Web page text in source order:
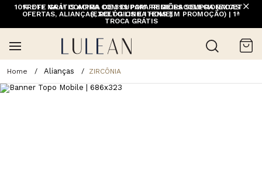
10% OFF NA 1ª COMPRA COM CUPOM PRIMEIRACOMPRA (EXCETO
OFERTAS, ALIANÇAS, RELÓGIOS E ITENS EM PROMOÇÃO) | 1ª
TROCA GRÁTIS
FRETE GRÁTIS ACIMA DE 399 PARA REGIÕES SELECIONADAS
(EXCETO LINHA HOME)
Alianças ZIRCÔNIA